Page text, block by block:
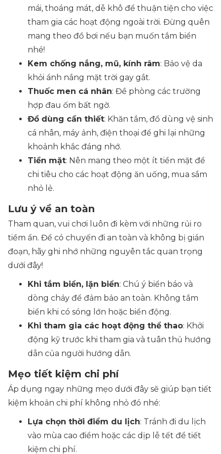
mái, thoáng mát, dễ khô để thuận tiện cho việc
tham gia các hoạt động ngoài trời. Đừng quên
mang theo đồ bơi nếu bạn muốn tắm biển
nhé!
Kem chống nắng, mũ, kính râm: Bảo vệ da
khỏi ánh nắng mặt trời gay gắt.
Thuốc men cá nhân: Đề phòng các trường
hợp đau ốm bất ngờ.
Đồ dùng cần thiết: Khăn tắm, đồ dùng vệ sinh
cá nhân, máy ảnh, điện thoại để ghi lại những
khoảnh khắc đáng nhớ.
Tiền mặt: Nên mang theo một ít tiền mặt để
chi tiêu cho các hoạt động ăn uống, mua sắm
nhỏ lẻ.
Lưu ý về an toàn
Tham quan, vui chơi luôn đi kèm với những rủi ro
tiềm ẩn. Để có chuyến đi an toàn và không bị gián
đoạn, hãy ghi nhớ những nguyên tắc quan trọng
dưới đây!
Khi tắm biển, lặn biển: Chú ý biển báo và
dòng chảy để đảm bảo an toàn. Không tắm
biển khi có sóng lớn hoặc biển động.
Khi tham gia các hoạt động thể thao: Khởi
động kỹ trước khi tham gia và tuân thủ hướng
dẫn của người hướng dẫn.
Mẹo tiết kiệm chi phí
Áp dụng ngay những mẹo dưới đây sẽ giúp bạn tiết
kiệm khoản chi phí không nhỏ đó nhé:
Lựa chọn thời điểm du lịch: Tránh đi du lịch
vào mùa cao điểm hoặc các dịp lễ tết để tiết
kiệm chi phí.